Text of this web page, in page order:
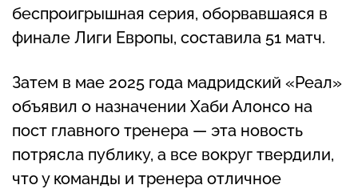
беспроигрышная серия, оборвавшаяся в
финале Лиги Европы, составила 51 матч.
Затем в мае 2025 года мадридский «Реал»
объявил о назначении Хаби Алонсо на
пост главного тренера — эта новость
потрясла публику, а все вокруг твердили,
что у команды и тренера отличное